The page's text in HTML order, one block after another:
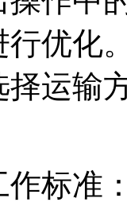
行优化
择运输
作标准